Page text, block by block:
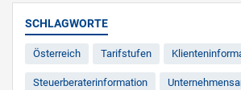
SCHLAGWORTE
Österreich Tarifstufen
Steuerberaterinformation